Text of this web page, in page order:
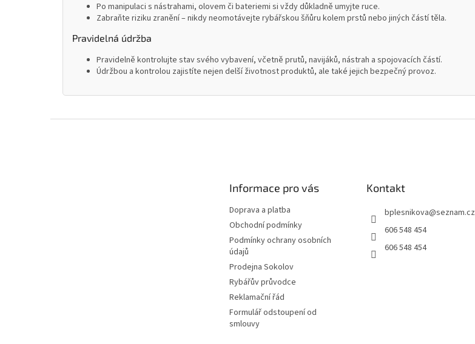
Po manipulaci s nástrahami, olovem či bateriemi si vždy důkladně umyjte ruce.
Zabraňte riziku zranění – nikdy neomotávejte rybářskou šňůru kolem prstů nebo jiných částí těla.
Pravidelná údržba
Pravidelně kontrolujte stav svého vybavení, včetně prutů, navijáků, nástrah a spojovacích částí.
Údržbou a kontrolou zajistíte nejen delší životnost produktů, ale také jejich bezpečný provoz.
Informace pro vás
Doprava a platba
Obchodní podmínky
Podmínky ochrany osobních
údajů
Prodejna Sokolov
Rybářův průvodce
Reklamační řád
Formulář odstoupení od
smlouvy
Kontakt
bplesnikova@seznam.cz
606 548 454
606 548 454